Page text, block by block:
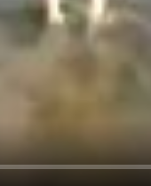
erscheinen.